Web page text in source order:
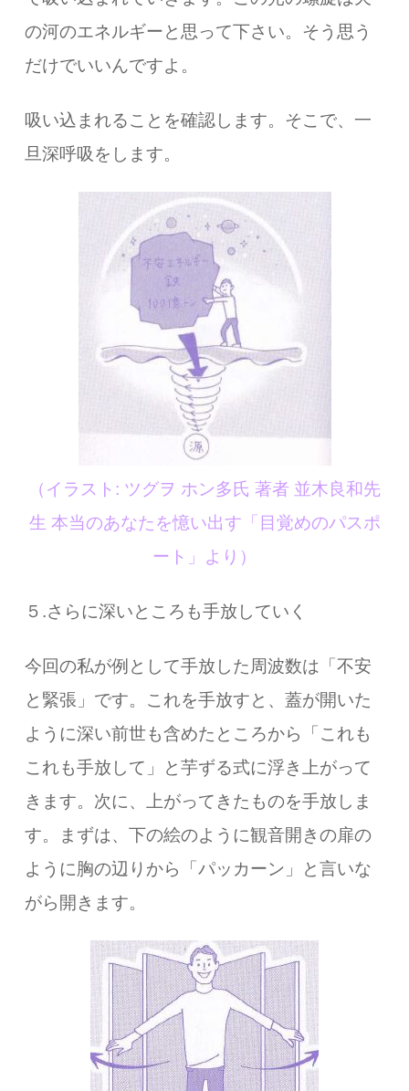
の河のエネルギーと思って下さい。そう思う
だけでいいんですよ。
吸い込まれることを確認します。そこで、一
旦深呼吸をします。
（イラスト: ツグヲ ホン多氏 著者 並木良和先
生 本当のあなたを憶い出す「目覚めのパスポ
ート」より）
５.さらに深いところも手放していく
今回の私が例として手放した周波数は「不安
と緊張」です。これを手放すと、蓋が開いた
ように深い前世も含めたところから「これも
これも手放して」と芋ずる式に浮き上がって
きます。次に、上がってきたものを手放しま
す。まずは、下の絵のように観音開きの扉の
ように胸の辺りから「パッカーン」と言いな
がら開きます。